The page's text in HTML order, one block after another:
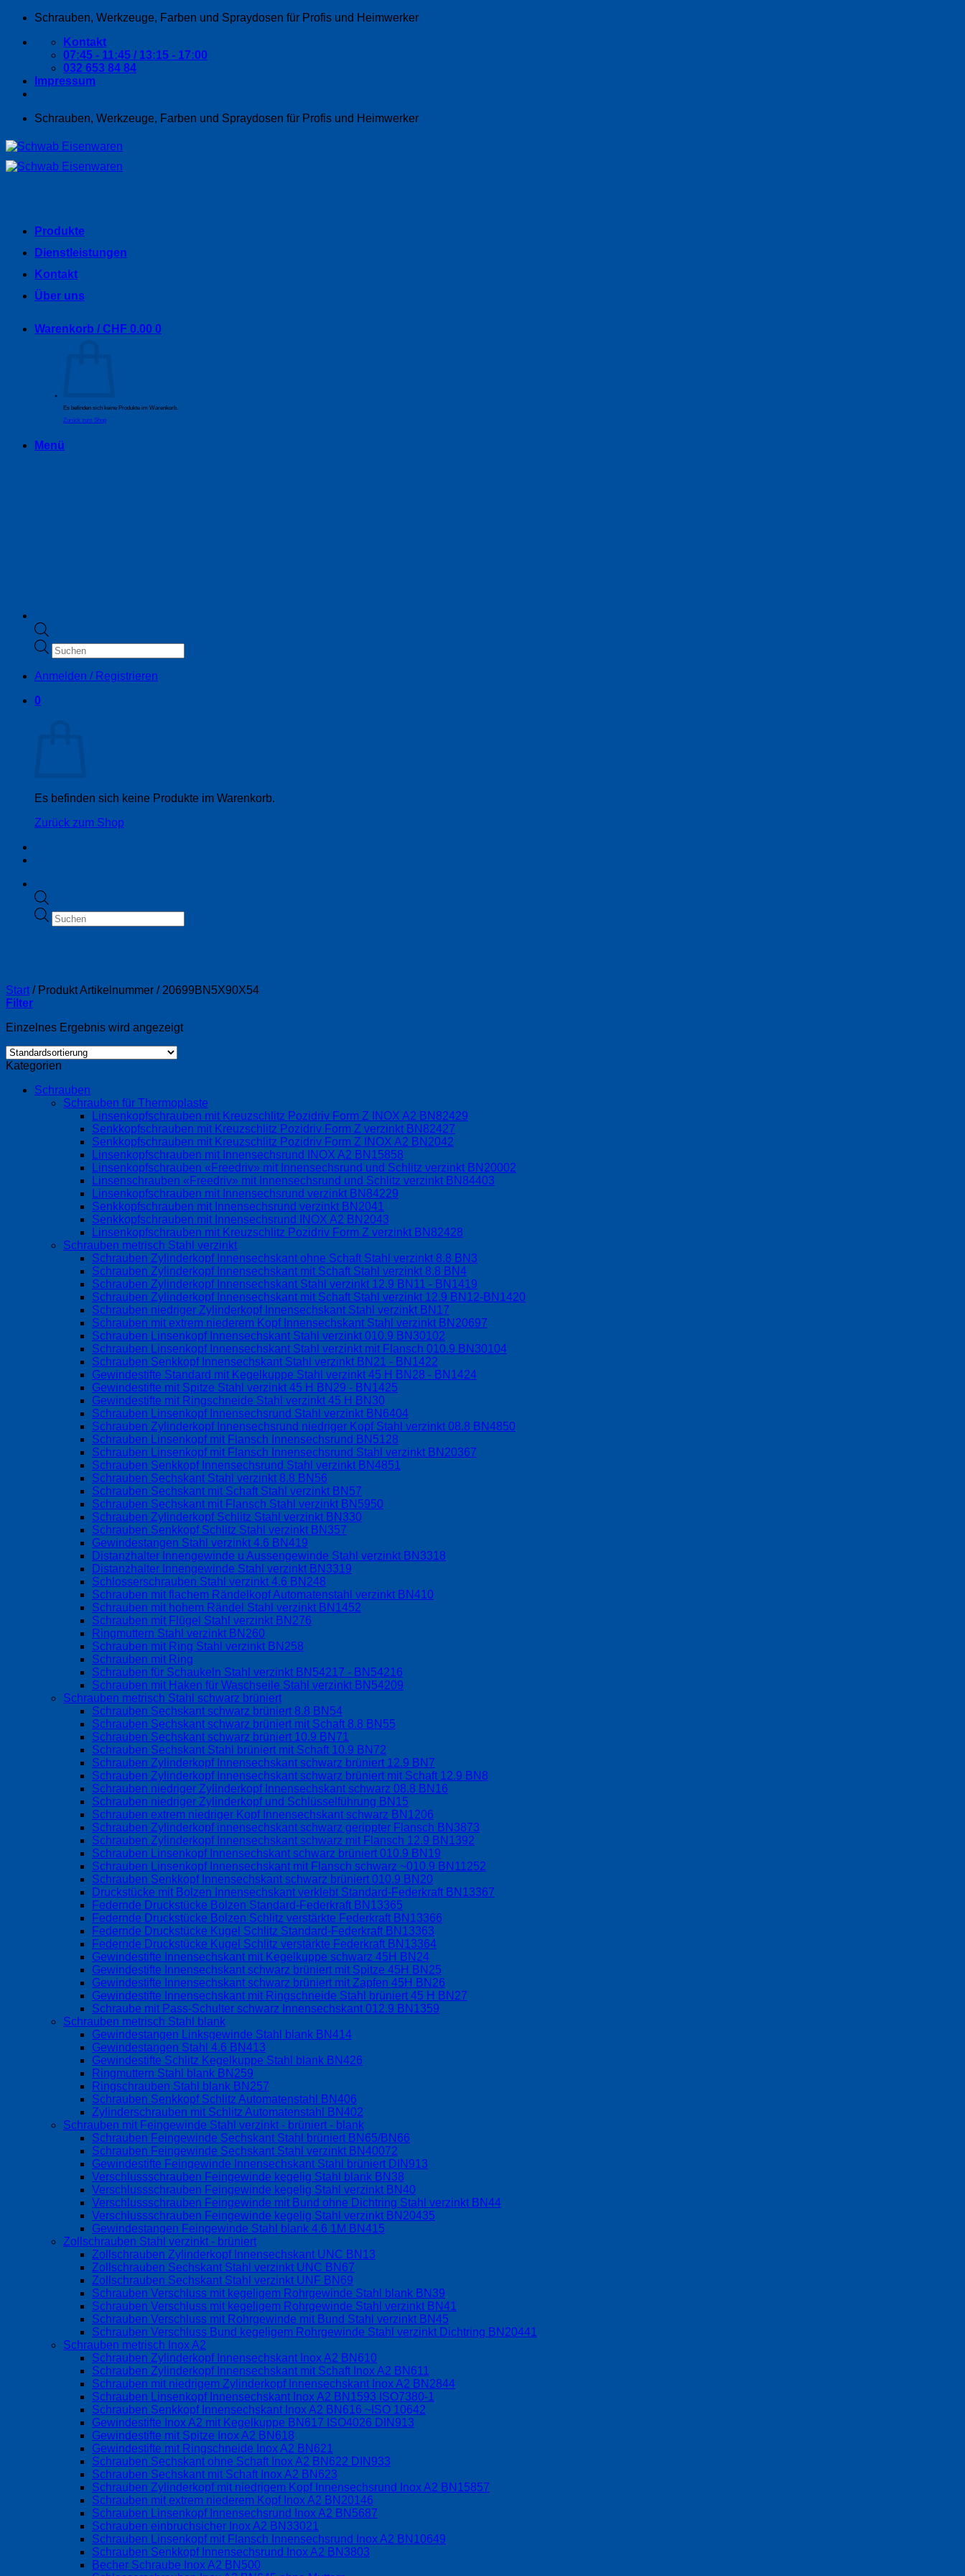
Zum
springen
Schrauben, Werkzeuge, Farben und Spraydosen für Profis und Heimwerker
Kontakt
07:45 - 11:45 / 13:15 - 17:00
032 653 84 84
Impressum
Schrauben, Werkzeuge, Farben und Spraydosen für Profis und Heimwerker
Products
search
Anmelden / Registrieren
0
Es befinden sich keine Produkte im Warenkorb.
Zurück zum Shop
Produkte
Dienstleistungen
Kontakt
Über uns
Warenkorb / CHF 0.00 0
Es befinden sich keine Produkte im Warenkorb.
Zurück zum Shop
Menü
Products
search
Start /Produkt Artikelnummer /20699BN5X90X54
Filter
Einzelnes Ergebnis wird angezeigt
Kategorien
Schrauben
Schrauben für Thermoplaste
Linsenkopfschrauben mit Kreuzschlitz Pozidriv Form Z INOX A2 BN82429
Senkkopfschrauben mit Kreuzschlitz Pozidriv Form Z verzinkt BN82427
Senkkopfschrauben mit Kreuzschlitz Pozidriv Form Z INOX A2 BN2042
Linsenkopfschrauben mit Innensechsrund INOX A2 BN15858
Linsenkopfschrauben «Freedriv» mit Innensechsrund und Schlitz verzinkt BN20002
Linsenschrauben «Freedriv» mit Innensechsrund und Schlitz verzinkt BN84403
Linsenkopfschrauben mit Innensechsrund verzinkt BN84229
Senkkopfschrauben mit Innensechsrund verzinkt BN2041
Senkkopfschrauben mit Innensechsrund INOX A2 BN2043
Linsenkopfschrauben mit Kreuzschlitz Pozidriv Form Z verzinkt BN82428
Schrauben metrisch Stahl verzinkt
Schrauben Zylinderkopf Innensechskant ohne Schaft Stahl verzinkt 8.8 BN3
Schrauben Zylinderkopf Innensechskant mit Schaft Stahl verzinkt 8.8 BN4
Schrauben Zylinderkopf Innensechskant Stahl verzinkt 12.9 BN11 - BN1419
Schrauben Zylinderkopf Innensechskant mit Schaft Stahl verzinkt 12.9 BN12-BN1420
Schrauben niedriger Zylinderkopf Innensechskant Stahl verzinkt BN17
Schrauben mit extrem niederem Kopf Innensechskant Stahl verzinkt BN20697
Schrauben Linsenkopf Innensechskant Stahl verzinkt 010.9 BN30102
Schrauben Linsenkopf Innensechskant Stahl verzinkt mit Flansch 010.9 BN30104
Schrauben Senkkopf Innensechskant Stahl verzinkt BN21 - BN1422
Gewindestifte Standard mit Kegelkuppe Stahl verzinkt 45 H BN28 - BN1424
Gewindestifte mit Spitze Stahl verzinkt 45 H BN29 - BN1425
Gewindestifte mit Ringschneide Stahl verzinkt 45 H BN30
Schrauben Linsenkopf Innensechsrund Stahl verzinkt BN6404
Schrauben Zylinderkopf Innensechsrund niedriger Kopf Stahl verzinkt 08.8 BN4850
Schrauben Linsenkopf mit Flansch Innensechsrund BN5128
Schrauben Linsenkopf mit Flansch Innensechsrund Stahl verzinkt BN20367
Schrauben Senkkopf Innensechsrund Stahl verzinkt BN4851
Schrauben Sechskant Stahl verzinkt 8.8 BN56
Schrauben Sechskant mit Schaft Stahl verzinkt BN57
Schrauben Sechskant mit Flansch Stahl verzinkt BN5950
Schrauben Zylinderkopf Schlitz Stahl verzinkt BN330
Schrauben Senkkopf Schlitz Stahl verzinkt BN357
Gewindestangen Stahl verzinkt 4.6 BN419
Distanzhalter Innengewinde u Aussengewinde Stahl verzinkt BN3318
Distanzhalter Innengewinde Stahl verzinkt BN3319
Schlosserschrauben Stahl verzinkt 4.6 BN248
Schrauben mit flachem Rändelkopf Automatenstahl verzinkt BN410
Schrauben mit hohem Rändel Stahl verzinkt BN1452
Schrauben mit Flügel Stahl verzinkt BN276
Ringmuttern Stahl verzinkt BN260
Schrauben mit Ring Stahl verzinkt BN258
Schrauben mit Ring
Schrauben für Schaukeln Stahl verzinkt BN54217 - BN54216
Schrauben mit Haken für Waschseile Stahl verzinkt BN54209
Schrauben metrisch Stahl schwarz brüniert
Schrauben Sechskant schwarz brüniert 8.8 BN54
Schrauben Sechskant schwarz brüniert mit Schaft 8.8 BN55
Schrauben Sechskant schwarz brüniert 10.9 BN71
Schrauben Sechskant Stahl brüniert mit Schaft 10.9 BN72
Schrauben Zylinderkopf Innensechskant schwarz brüniert 12.9 BN7
Schrauben Zylinderkopf Innensechskant schwarz brüniert mit Schaft 12.9 BN8
Schrauben niedriger Zylinderkopf Innensechskant schwarz 08.8 BN16
Schrauben niedriger Zylinderkopf und Schlüsselführung BN15
Schrauben extrem niedriger Kopf Innensechskant schwarz BN1206
Schrauben Zylinderkopf innensechskant schwarz gerippter Flansch BN3873
Schrauben Zylinderkopf Innensechskant schwarz mit Flansch 12.9 BN1392
Schrauben Linsenkopf Innensechskant schwarz brüniert 010.9 BN19
Schrauben Linsenkopf Innensechskant mit Flansch schwarz ~010.9 BN11252
Schrauben Senkkopf Innensechskant schwarz brüniert 010.9 BN20
Druckstücke mit Bolzen Innensechskant verklebt Standard-Federkraft BN13367
Federnde Druckstücke Bolzen Standard-Federkraft BN13365
Federnde Druckstücke Bolzen Schlitz verstärkte Federkraft BN13366
Federnde Druckstücke Kugel Schlitz Standard-Federkraft BN13363
Federnde Druckstücke Kugel Schlitz verstärkte Federkraft BN13364
Gewindestifte Innensechskant mit Kegelkuppe schwarz 45H BN24
Gewindestifte Innensechskant schwarz brüniert mit Spitze 45H BN25
Gewindestifte Innensechskant schwarz brüniert mit Zapfen 45H BN26
Gewindestifte Innensechskant mit Ringschneide Stahl brüniert 45 H BN27
Schraube mit Pass-Schulter schwarz Innensechskant 012.9 BN1359
Schrauben metrisch Stahl blank
Gewindestangen Linksgewinde Stahl blank BN414
Gewindestangen Stahl 4.6 BN413
Gewindestifte Schlitz Kegelkuppe Stahl blank BN426
Ringmuttern Stahl blank BN259
Ringschrauben Stahl blank BN257
Schrauben Senkkopf Schlitz Automatenstahl BN406
Zylinderschrauben mit Schlitz Automatenstahl BN402
Schrauben mit Feingewinde Stahl verzinkt - brüniert - blank
Schrauben Feingewinde Sechskant Stahl brüniert BN65/BN66
Schrauben Feingewinde Sechskant Stahl verzinkt BN40072
Gewindestifte Feingewinde Innensechskant Stahl brüniert DIN913
Verschlussschrauben Feingewinde kegelig Stahl blank BN38
Verschlussschrauben Feingewinde kegelig Stahl verzinkt BN40
Verschlussschrauben Feingewinde mit Bund ohne Dichtring Stahl verzinkt BN44
Verschlussschrauben Feingewinde kegelig Stahl verzinkt BN20435
Gewindestangen Feingewinde Stahl blank 4.6 1M BN415
Zollschrauben Stahl verzinkt - brüniert
Zollschrauben Zylinderkopf Innensechskant UNC BN13
Zollschrauben Sechskant Stahl verzinkt UNC BN67
Zollschrauben Sechskant Stahl verzinkt UNF BN69
Schrauben Verschluss mit kegeligem Rohrgewinde Stahl blank BN39
Schrauben Verschluss mit kegeligem Rohrgewinde Stahl verzinkt BN41
Schrauben Verschluss mit Rohrgewinde mit Bund Stahl verzinkt BN45
Schrauben Verschluss Bund kegeligem Rohrgewinde Stahl verzinkt Dichtring BN20441
Schrauben metrisch Inox A2
Schrauben Zylinderkopf Innensechskant Inox A2 BN610
Schrauben Zylinderkopf Innensechskant mit Schaft Inox A2 BN611
Schrauben mit niedrigem Zylinderkopf Innensechskant Inox A2 BN2844
Schrauben Linsenkopf Innensechskant Inox A2 BN1593 ISO7380-1
Schrauben Senkkopf Innensechskant Inox A2 BN616 ~ISO 10642
Gewindestifte Inox A2 mit Kegelkuppe BN617 ISO4026 DIN913
Gewindestifte mit Spitze Inox A2 BN618
Gewindestifte mit Ringschneide Inox A2 BN621
Schrauben Sechskant ohne Schaft Inox A2 BN622 DIN933
Schrauben Sechskant mit Schaft Inox A2 BN623
Schrauben Zylinderkopf mit niedrigem Kopf Innensechsrund Inox A2 BN15857
Schrauben mit extrem niederem Kopf Inox A2 BN20146
Schrauben Linsenkopf Innensechsrund Inox A2 BN5687
Schrauben einbruchsicher Inox A2 BN33021
Schrauben Linsenkopf mit Flansch Innensechsrund Inox A2 BN10649
Schrauben Senkkopf Innensechsrund Inox A2 BN3803
Becher Schraube Inox A2 BN500